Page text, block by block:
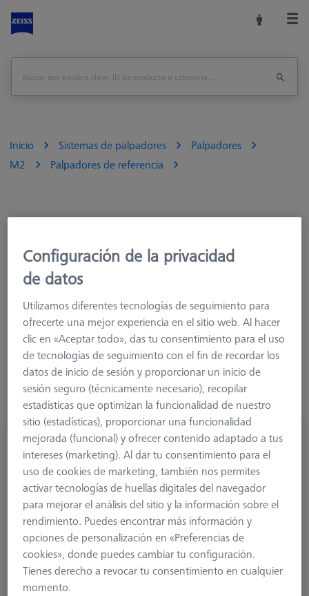
Inicio Sistemas de palpadores
Palpadores
M2
Palpadores de referencia
Más filtros
Palpador de referencia M2, DK3 L62
000000-1172-967
Configuración de la privacidad
de datos
Utilizamos diferentes tecnologías de seguimiento para
ofrecerte una mejor experiencia en el sitio web. Al hacer
clic en «Aceptar todo», das tu consentimiento para el uso
de tecnologías de seguimiento con el fin de recordar los
datos de inicio de sesión y proporcionar un inicio de
sesión seguro (técnicamente necesario), recopilar
estadísticas que optimizan la funcionalidad de nuestro
sitio (estadísticas), proporcionar una funcionalidad
mejorada (funcional) y ofrecer contenido adaptado a tus
intereses (marketing). Al dar tu consentimiento para el
uso de cookies de marketing, también nos permites
activar tecnologías de huellas digitales del navegador
para mejorar el análisis del sitio y la información sobre el
rendimiento. Puedes encontrar más información y
opciones de personalización en «Preferencias de
cookies», donde puedes cambiar tu configuración.
Tienes derecho a revocar tu consentimiento en cualquier
momento.